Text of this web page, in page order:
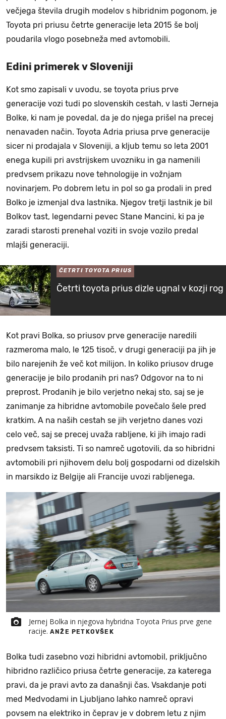
večjega števila drugih modelov s hibridnim pogonom, je
Toyota pri priusu četrte generacije leta 2015 še bolj
poudarila vlogo posebneža med avtomobili.
Edini primerek v Sloveniji
Kot smo zapisali v uvodu, se toyota prius prve
generacije vozi tudi po slovenskih cestah, v lasti Jerneja
Bolke, ki nam je povedal, da je do njega prišel na precej
nenavaden način. Toyota Adria priusa prve generacije
sicer ni prodajala v Sloveniji, a kljub temu so leta 2001
enega kupili pri avstrijskem uvozniku in ga namenili
predvsem prikazu nove tehnologije in vožnjam
novinarjem. Po dobrem letu in pol so ga prodali in pred
Bolko je izmenjal dva lastnika. Njegov tretji lastnik je bil
Bolkov tast, legendarni pevec Stane Mancini, ki pa je
zaradi starosti prenehal voziti in svoje vozilo predal
mlajši generaciji.
ČETRTI TOYOTA PRIUS
Četrti toyota prius dizle ugnal v kozji rog
Kot pravi Bolka, so priusov prve generacije naredili
razmeroma malo, le 125 tisoč, v drugi generaciji pa jih je
bilo narejenih že več kot milijon. In koliko priusov druge
generacije je bilo prodanih pri nas? Odgovor na to ni
preprost. Prodanih je bilo verjetno nekaj sto, saj se je
zanimanje za hibridne avtomobile povečalo šele pred
kratkim. A na naših cestah se jih verjetno danes vozi
celo več, saj se precej uvaža rabljene, ki jih imajo radi
predvsem taksisti. Ti so namreč ugotovili, da so hibridni
avtomobili pri njihovem delu bolj gospodarni od dizelskih
in marsikdo iz Belgije ali Francije uvozi rabljenega.
Jernej Bolka in njegova hybridna Toyota Prius prve gene
racije. ANŽE PETKOVŠEK
Bolka tudi zasebno vozi hibridni avtomobil, priključno
hibridno različico priusa četrte generacije, za katerega
pravi, da je pravi avto za današnji čas. Vsakdanje poti
med Medvodami in Ljubljano lahko namreč opravi
povsem na elektriko in čeprav je v dobrem letu z njim